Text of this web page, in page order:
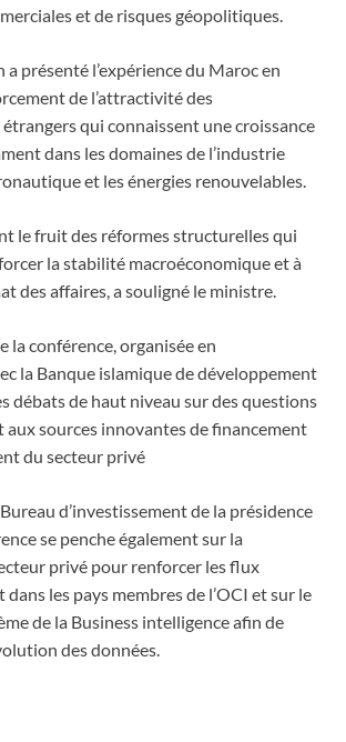
et de risques géopolitiques.
a présenté l’expérience du Maroc en
de l’attractivité des
qui connaissent une croissance
dans les domaines de l’industrie
et les énergies renouvelables.
le fruit des réformes structurelles qui
la stabilité macroéconomique et à
des affaires, a souligné le ministre.
la conférence, organisée en
la Banque islamique de développement
débats de haut niveau sur des questions
aux sources innovantes de financement
du secteur privé
d’investissement de la présidence
se penche également sur la
privé pour renforcer les flux
dans les pays membres de l’OCI et sur le
de la Business intelligence afin de
des données.